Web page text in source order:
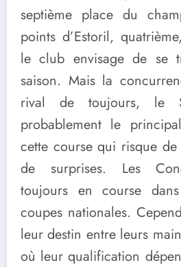
septième place du
points d’Estoril,
le club envisage de se
saison. Mais la
rival de toujours, le
probablement le
cette course qui risque
de surprises. Les
toujours en course
coupes nationales.
leur destin entre leurs
où leur qualification